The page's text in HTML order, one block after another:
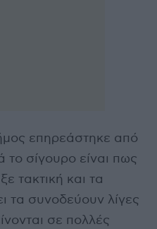
επηρεάστηκε από
σίγουρο είναι πως
τακτική και τα
τα συνοδεύουν λίγες
σε πολλές